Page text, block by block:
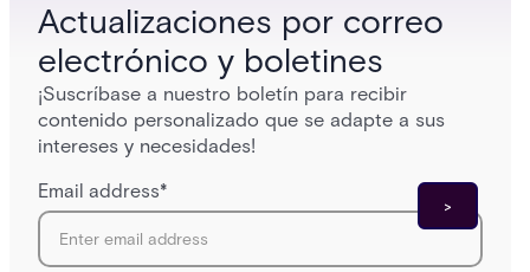
Actualizaciones por correo
electrónico y boletines
¡Suscríbase a nuestro boletín para recibir
contenido personalizado que se adapte a sus
intereses y necesidades!
Email address*